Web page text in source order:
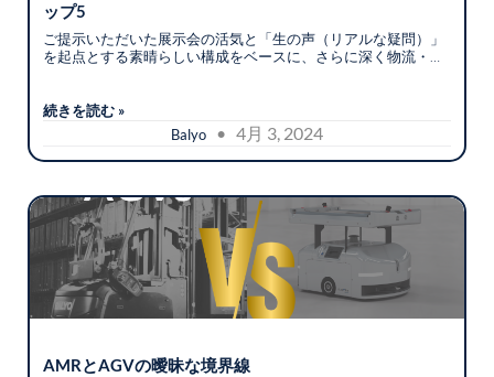
ップ5
ご提示いただいた展示会の活気と「生の声（リアルな疑問）」
を起点とする素晴らしい構成をベースに、さらに深く物流・製
続きを読む »
Balyo • 4月 3, 2024
AMRとAGVの曖昧な境界線